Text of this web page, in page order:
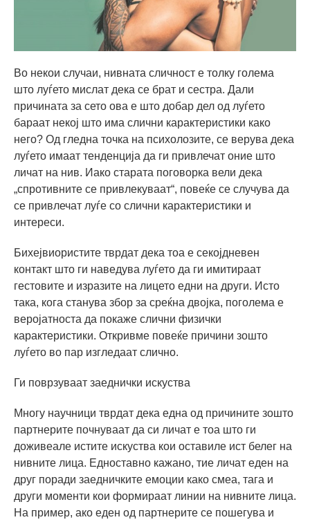
Во некои случаи, нивната сличност е толку голема
што луѓето мислат дека се брат и сестра. Дали
причината за сето ова е што добар дел од луѓето
бараат некој што има слични карактеристики како
него? Од гледна точка на психолозите, се верува дека
луѓето имаат тенденција да ги привлечат оние што
личат на нив. Иако старата поговорка вели дека
„спротивните се привлекуваат“, повеќе се случува да
се привлечат луѓе со слични карактеристики и
интереси.
Бихејвиористите тврдат дека тоа е секојдневен
контакт што ги наведува луѓето да ги имитираат
гестовите и изразите на лицето едни на други. Исто
така, кога станува збор за среќна двојка, поголема е
веројатноста да покаже слични физички
карактеристики. Откривме повеќе причини зошто
луѓето во пар изгледаат слично.
Ги поврзуваат заеднички искуства
Многу научници тврдат дека една од причините зошто
партнерите почнуваат да си личат е тоа што ги
доживеале истите искуства кои оставиле ист белег на
нивните лица. Едноставно кажано, тие личат еден на
друг поради заедничките емоции како смеа, тага и
други моменти кои формираат линии на нивните лица.
На пример, ако еден од партнерите се пошегува и